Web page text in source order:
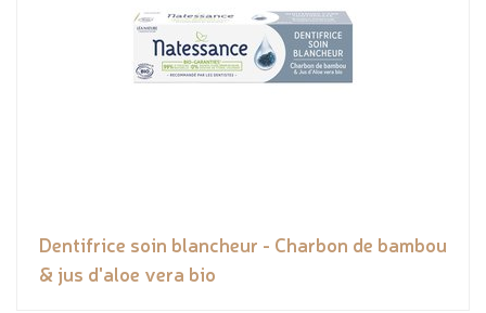
Dentifrice soin blancheur - Charbon de bambou
& jus d'aloe vera bio